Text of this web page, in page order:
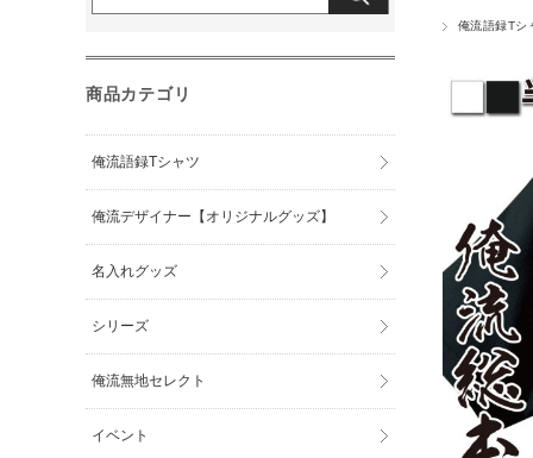
俺流語録Tシ
商品カテゴリ
俺流語録Tシャツ
俺流デザイナー【オリジナルグッズ】
名入れグッズ
シリーズ
俺流無地セレクト
イベント